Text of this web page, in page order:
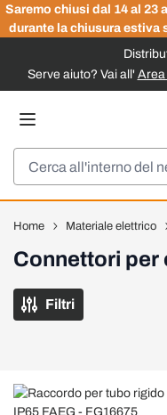
Saremo chiusi dal 14 al
durante la chiusura estiva
Serve aiuto? Vai all' Area
Home Materiale elettrico
Connettori per
Filtri